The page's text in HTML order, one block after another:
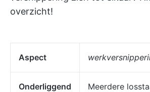
overzicht!
Aspect
Onderliggend
Meerdere